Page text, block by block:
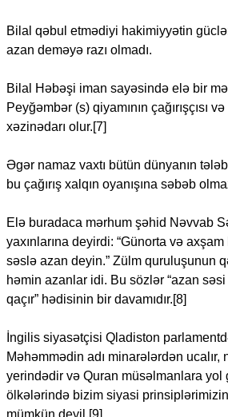
Bilal qəbul etmədiyi hakimiyyətin
azan deməyə razı olmadı.
Bilal Həbəşi iman sayəsində elə bir
Peyğəmbər (s) qiyamının çağırışçısı
xəzinədarı olur.[7]
Əgər namaz vaxtı bütün dünyanın
bu çağırış xalqın oyanışına səbəb
Elə buradaca mərhum şəhid Nəvvab
yaxınlarına deyirdi: “Günorta və
səslə azan deyin.” Zülm quruluşunun
həmin azanlar idi. Bu sözlər “azan
qaçır” hədisinin bir davamıdır.[8]
İngilis siyasətçisi Qladiston
Məhəmmədin adı minarələrdən ucalır,
yerindədir və Quran müsəlmanlara yol
ölkələrində bizim siyasi
mümkün deyil.[9]